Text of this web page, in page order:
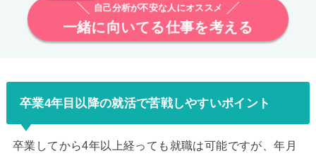
自己分析が不安な人にオススメ
一緒に向いてる仕事を考える
卒業4年目以降の就活で苦戦しやすいポイント
卒業してから4年以上経っても就職は可能ですが、年月